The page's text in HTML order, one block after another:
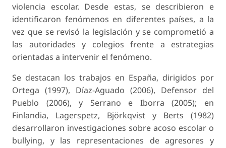
violencia escolar. Desde estas, se describieron e
identificaron fenómenos en diferentes países, a la
vez que se revisó la legislación y se comprometió a
las autoridades y colegios frente a estrategias
orientadas a intervenir el fenómeno.
Se destacan los trabajos en España, dirigidos por
Ortega (1997), Díaz-Aguado (2006), Defensor del
Pueblo (2006), y Serrano e Iborra (2005); en
Finlandia, Lagerspetz, Björkqvist y Berts (1982)
desarrollaron investigaciones sobre acoso escolar o
bullying, y las representaciones de agresores y